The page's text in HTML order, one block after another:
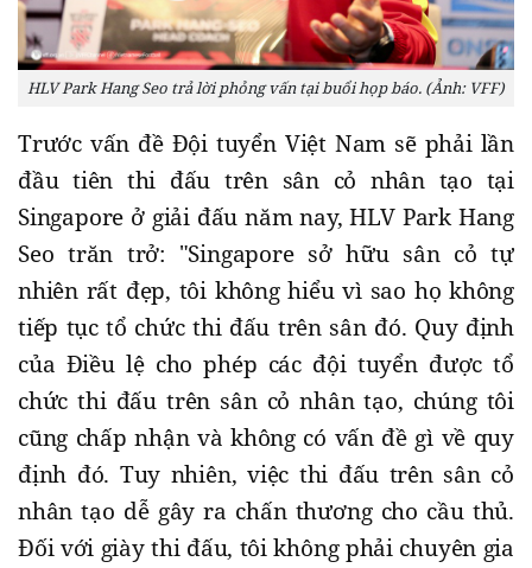
HLV Park Hang Seo trả lời phỏng vấn tại buổi họp báo. (Ảnh: VFF)
Trước vấn đề Đội tuyển Việt Nam sẽ phải lần
đầu tiên thi đấu trên sân cỏ nhân tạo tại
Singapore ở giải đấu năm nay, HLV Park Hang
Seo trăn trở: "Singapore sở hữu sân cỏ tự
nhiên rất đẹp, tôi không hiểu vì sao họ không
tiếp tục tổ chức thi đấu trên sân đó. Quy định
của Điều lệ cho phép các đội tuyển được tổ
chức thi đấu trên sân cỏ nhân tạo, chúng tôi
cũng chấp nhận và không có vấn đề gì về quy
định đó. Tuy nhiên, việc thi đấu trên sân cỏ
nhân tạo dễ gây ra chấn thương cho cầu thủ.
Đối với giày thi đấu, tôi không phải chuyên gia